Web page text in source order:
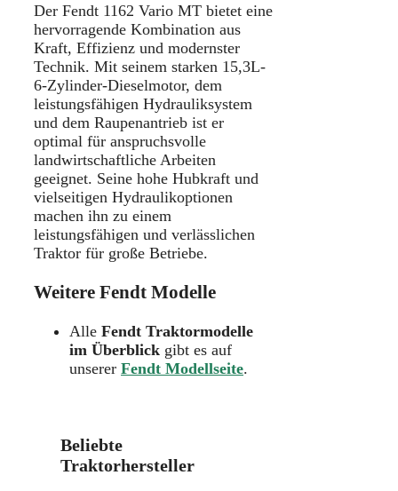
Der Fendt 1162 Vario MT bietet eine
hervorragende Kombination aus
Kraft, Effizienz und modernster
Technik. Mit seinem starken 15,3L-
6-Zylinder-Dieselmotor, dem
leistungsfähigen Hydrauliksystem
und dem Raupenantrieb ist er
optimal für anspruchsvolle
landwirtschaftliche Arbeiten
geeignet. Seine hohe Hubkraft und
vielseitigen Hydraulikoptionen
machen ihn zu einem
leistungsfähigen und verlässlichen
Traktor für große Betriebe.
Weitere Fendt Modelle
Alle Fendt Traktormodelle
im Überblick gibt es auf
unserer Fendt Modellseite.
Beliebte
Traktorhersteller